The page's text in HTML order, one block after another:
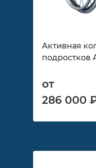
Активная
подростков
от
286 000